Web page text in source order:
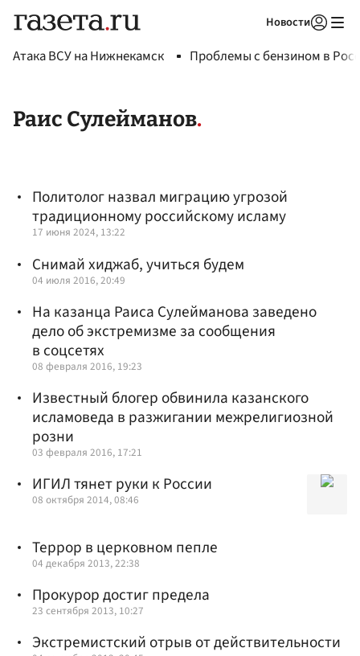
Новости
Атака ВСУ на Нижнекамск Проблемы с бензином в
Раис Сулейманов
Политолог назвал миграцию угрозой
традиционному российскому исламу
17 июня 2024, 13:22
Снимай хиджаб, учиться будем
04 июля 2016, 20:49
На казанца Раиса Сулейманова заведено
дело об экстремизме за сообщения
в соцсетях
08 февраля 2016, 19:23
Известный блогер обвинила казанского
исламоведа в разжигании межрелигиозной
розни
03 февраля 2016, 17:21
ИГИЛ тянет руки к России
08 октября 2014, 08:46
Террор в церковном пепле
04 декабря 2013, 22:38
Прокурор достиг предела
23 сентября 2013, 10:27
Экстремистский отрыв от действительности